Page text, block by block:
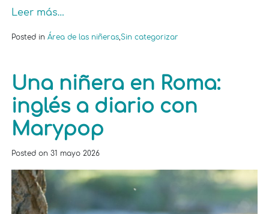
Leer más…
Posted inÁrea de las niñeras Sin categorizar
Una niñera en Roma:
inglés a diario con
Marypop
Posted on31 mayo 2026